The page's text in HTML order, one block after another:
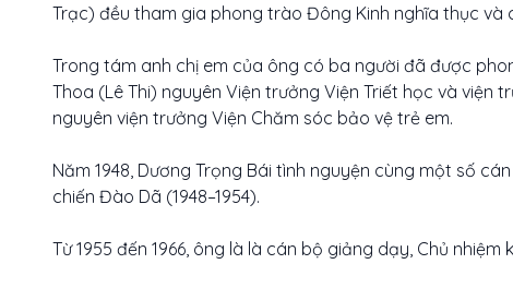
Trạc) đều tham gia phong trào Đông Kinh nghĩa thục và
Trong tám anh chị em của ông có ba người đã được
Thoa (Lê Thi) nguyên Viện trưởng Viện Triết học và viện
nguyên viện trưởng Viện Chăm sóc bảo vệ trẻ em.
Năm 1948, Dương Trọng Bái tình nguyện cùng một số
chiến Đào Dã (1948–1954).
Từ 1955 đến 1966, ông là là cán bộ giảng dạy, Chủ